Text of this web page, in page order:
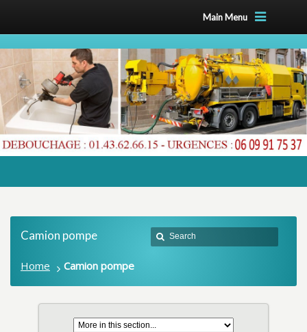
Main Menu
Camion pompe
Home Camion pompe